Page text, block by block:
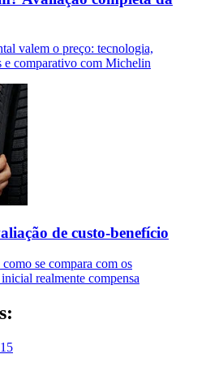
valem o preço: tecnologia,
comparativo com Michelin
de custo-benefício
se compara com os
realmente compensa